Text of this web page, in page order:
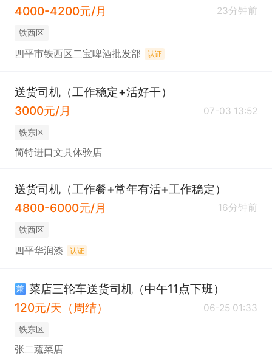
4000-4200元/月
23分钟前
铁西区
四平市铁西区二宝啤酒批发部 认证
送货司机（工作稳定+活好干）
3000元/月
07-03 13:52
铁东区
简特进口文具体验店
送货司机（工作餐+常年有活+工作稳定）
4800-6000元/月
16分钟前
铁西区
四平华润漆 认证
兼 菜店三轮车送货司机（中午11点下班）
120元/天（周结）
06-25 01:33
铁东区
张二蔬菜店